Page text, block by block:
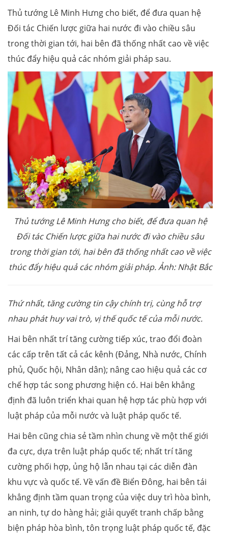
Thủ tướng Lê Minh Hưng cho biết, để đưa quan hệ
Đối tác Chiến lược giữa hai nước đi vào chiều sâu
trong thời gian tới, hai bên đã thống nhất cao về việc
thúc đẩy hiệu quả các nhóm giải pháp sau.
Thủ tướng Lê Minh Hưng cho biết, để đưa quan hệ
Đối tác Chiến lược giữa hai nước đi vào chiều sâu
trong thời gian tới, hai bên đã thống nhất cao về việc
thúc đẩy hiệu quả các nhóm giải pháp. Ảnh: Nhật Bắc
Thứ nhất, tăng cường tin cậy chính trị, cùng hỗ trợ
nhau phát huy vai trò, vị thế quốc tế của mỗi nước.
Hai bên nhất trí tăng cường tiếp xúc, trao đổi đoàn
các cấp trên tất cả các kênh (Đảng, Nhà nước, Chính
phủ, Quốc hội, Nhân dân); nâng cao hiệu quả các cơ
chế hợp tác song phương hiện có. Hai bên khẳng
định đã luôn triển khai quan hệ hợp tác phù hợp với
luật pháp của mỗi nước và luật pháp quốc tế.
Hai bên cũng chia sẻ tầm nhìn chung về một thế giới
đa cực, dựa trên luật pháp quốc tế; nhất trí tăng
cường phối hợp, ủng hộ lẫn nhau tại các diễn đàn
khu vực và quốc tế. Về vấn đề Biển Đông, hai bên tái
khẳng định tầm quan trọng của việc duy trì hòa bình,
an ninh, tự do hàng hải; giải quyết tranh chấp bằng
biện pháp hòa bình, tôn trọng luật pháp quốc tế, đặc